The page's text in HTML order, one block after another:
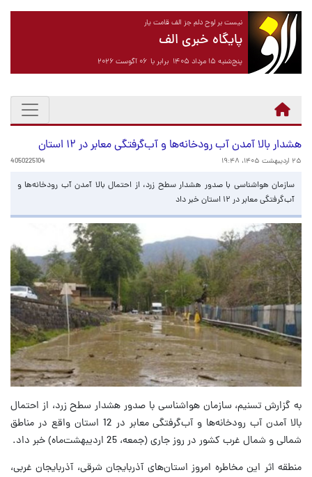
نیست بر لوح دلم جز الف قامت یار
پایگاه خبری الف
پنج‌شنبه ۱۵ مرداد ۱۴۰۵ برابر با ۰۶ آگوست ۲۰۲۶
هشدار بالا آمدن آب رودخانه‌ها و آب‌گرفتگی معابر در ۱۲ استان
۲۵ اردیبهشت ۱۴۰۵، ۱۹:۴۸ 4050225104
سازمان هواشناسی با صدور هشدار سطح زرد، از احتمال بالا آمدن آب رودخانه‌ها و
آب‌گرفتگی معابر در ۱۲ استان خبر داد
به گزارش تسنیم، سازمان هواشناسی با صدور هشدار سطح زرد، از احتمال
بالا آمدن آب رودخانه‌ها و آب‌گرفتگی معابر در 12 استان واقع در مناطق
شمالی و شمال غرب کشور در روز جاری (جمعه، 25 اردیبهشت‌ماه) خبر داد.
منطقه اثر این مخاطره امروز استان‌های آذربایجان شرقی، آذربایجان غربی،